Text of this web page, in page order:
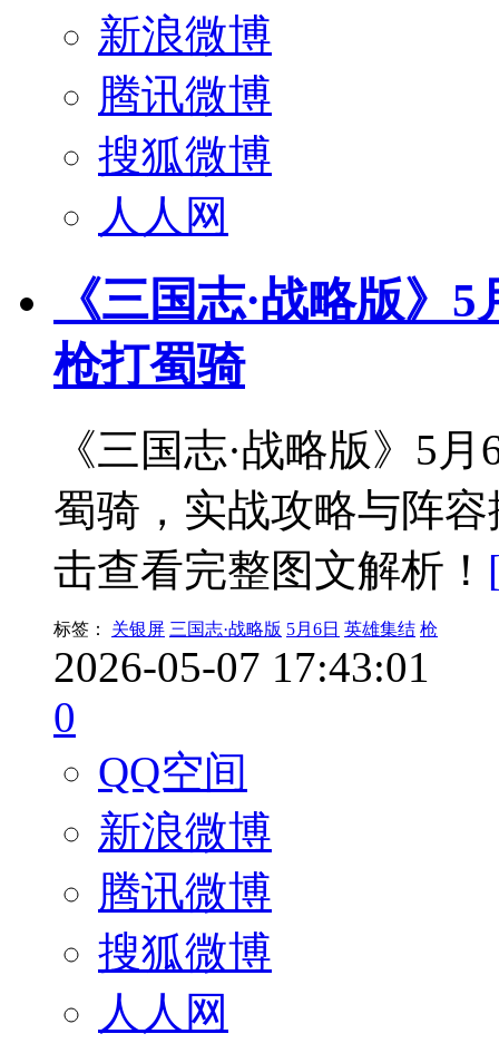
新浪微博
腾讯微博
搜狐微博
人人网
《三国志·战略版》
枪打蜀骑
《三国志·战略版》5
蜀骑，实战攻略与阵
击查看完整图文解析！
标签： 关银屏 三国志·战略版 5月6日 英雄集结 枪
2026-05-07 17:43:01
0
QQ空间
新浪微博
腾讯微博
搜狐微博
人人网